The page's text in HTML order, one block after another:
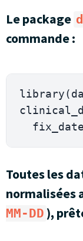
Le package
commande :
library(
Toutes les
normalisées
MM-DD ),